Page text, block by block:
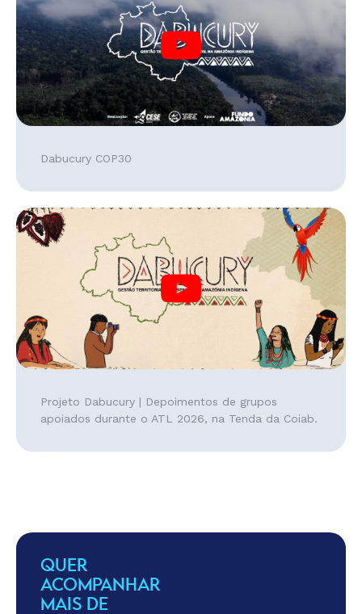
Dabucury COP30
Projeto Dabucury | Depoimentos de grupos
apoiados durante o ATL 2026, na Tenda da Coiab.
QUER
ACOMPANHAR
MAIS DE